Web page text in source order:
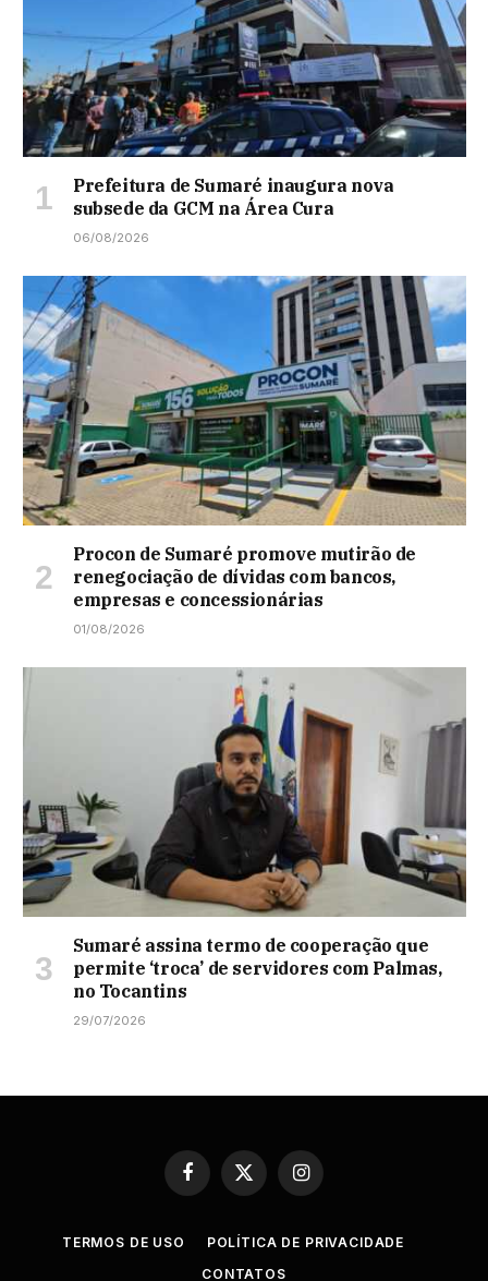
Prefeitura de Sumaré inaugura nova
subsede da GCM na Área Cura
06/08/2026
Procon de Sumaré promove mutirão de
renegociação de dívidas com bancos,
empresas e concessionárias
01/08/2026
Sumaré assina termo de cooperação que
permite ‘troca’ de servidores com Palmas,
no Tocantins
29/07/2026
Facebook
X
(Twitter)
Instagram
TERMOS DE USO
POLÍTICA DE PRIVACIDADE
CONTATOS